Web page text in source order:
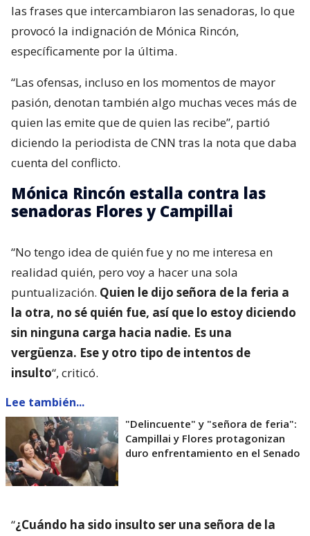
las frases que intercambiaron las senadoras, lo que
provocó la indignación de Mónica Rincón,
específicamente por la última.
“Las ofensas, incluso en los momentos de mayor
pasión, denotan también algo muchas veces más de
quien las emite que de quien las recibe”, partió
diciendo la periodista de CNN tras la nota que daba
cuenta del conflicto.
Mónica Rincón estalla contra las
senadoras Flores y Campillai
“No tengo idea de quién fue y no me interesa en
realidad quién, pero voy a hacer una sola
puntualización. Quien le dijo señora de la feria a
la otra, no sé quién fue, así que lo estoy diciendo
sin ninguna carga hacia nadie. Es una
vergüenza. Ese y otro tipo de intentos de
insulto“, criticó.
Lee también...
"Delincuente" y "señora de feria":
Campillai y Flores protagonizan
duro enfrentamiento en el Senado
“¿Cuándo ha sido insulto ser una señora de la